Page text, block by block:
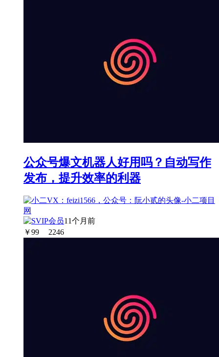
公众号爆文机器人好用吗？自动写作
发布，提升效率的利器
11个月前
￥99 2246